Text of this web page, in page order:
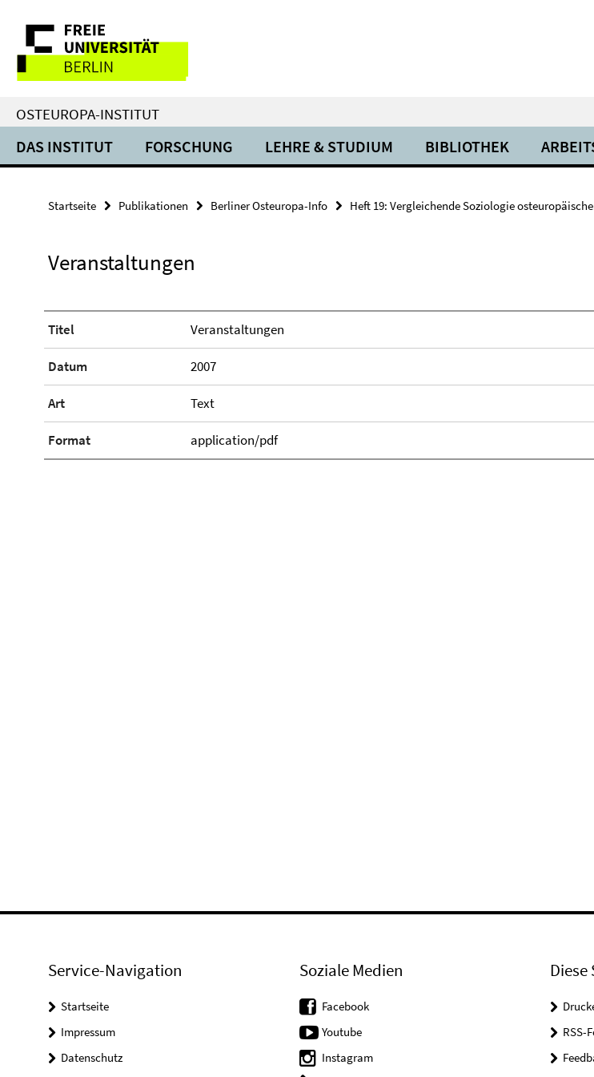
direkt
Inhalt
Service-
Navigation
OSTEUROPA-INSTITUT
DAS INSTITUT FORSCHUNG LEHRE & STUDIUM BIBLIOTHEK
Startseite Publikationen Berliner Osteuropa-Info Heft 19: Vergleichende Soziologie
Veranstaltungen
Titel Veranstaltungen
Datum 2007
Art Text
Format application/pdf
Service-Navigation
Startseite
Impressum
Datenschutz
Soziale Medien
Facebook
Youtube
Instagram
Diese
RSS-